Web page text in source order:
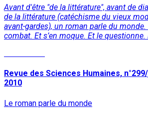
Avant d'être "de la littérature", avant de
de la littérature (catéchisme du vieux
avant-gardes), un roman parle du
combat. Et s’en moque. Et le questionne.
Revue des Sciences Humaines,
2010
Le roman parle du monde